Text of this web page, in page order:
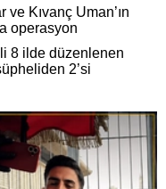
Kıvanç Uman’ın
operasyon
8 ilde düzenlenen
2’si